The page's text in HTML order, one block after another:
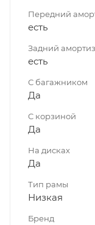
Передний
есть
Задний
есть
С багажником
Да
C корзиной
Да
На дисках
Да
Тип рамы
Низкая
Бренд